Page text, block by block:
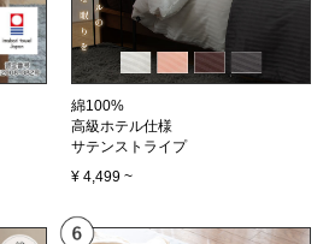
綿100%
高級ホテル仕様
サテンストライプ
¥ 4,499 ~